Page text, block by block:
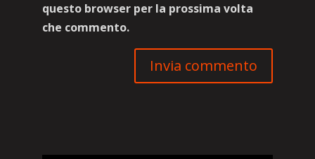
questo browser per la prossima volta
che commento.